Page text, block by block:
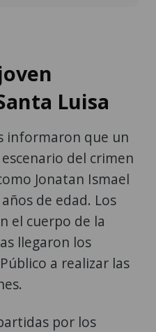
Luisa
informaron que un
del crimen
Jonatan Ismael
de edad. Los
el cuerpo de la
llegaron los
a realizar las
por los